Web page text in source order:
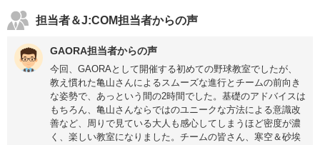
担当者＆J:COM担当者からの声
GAORA担当者からの声
今回、GAORAとして開催する初めての野球教室でしたが、
教え慣れた亀山さんによるスムーズな進行とチームの前向き
な姿勢で、あっという間の2時間でした。基礎のアドバイスは
もちろん、亀山さんならではのユニークな方法による意識改
善など、周りで見ている大人も感心してしまうほど密度が濃
く、楽しい教室になりました。チームの皆さん、寒空＆砂埃